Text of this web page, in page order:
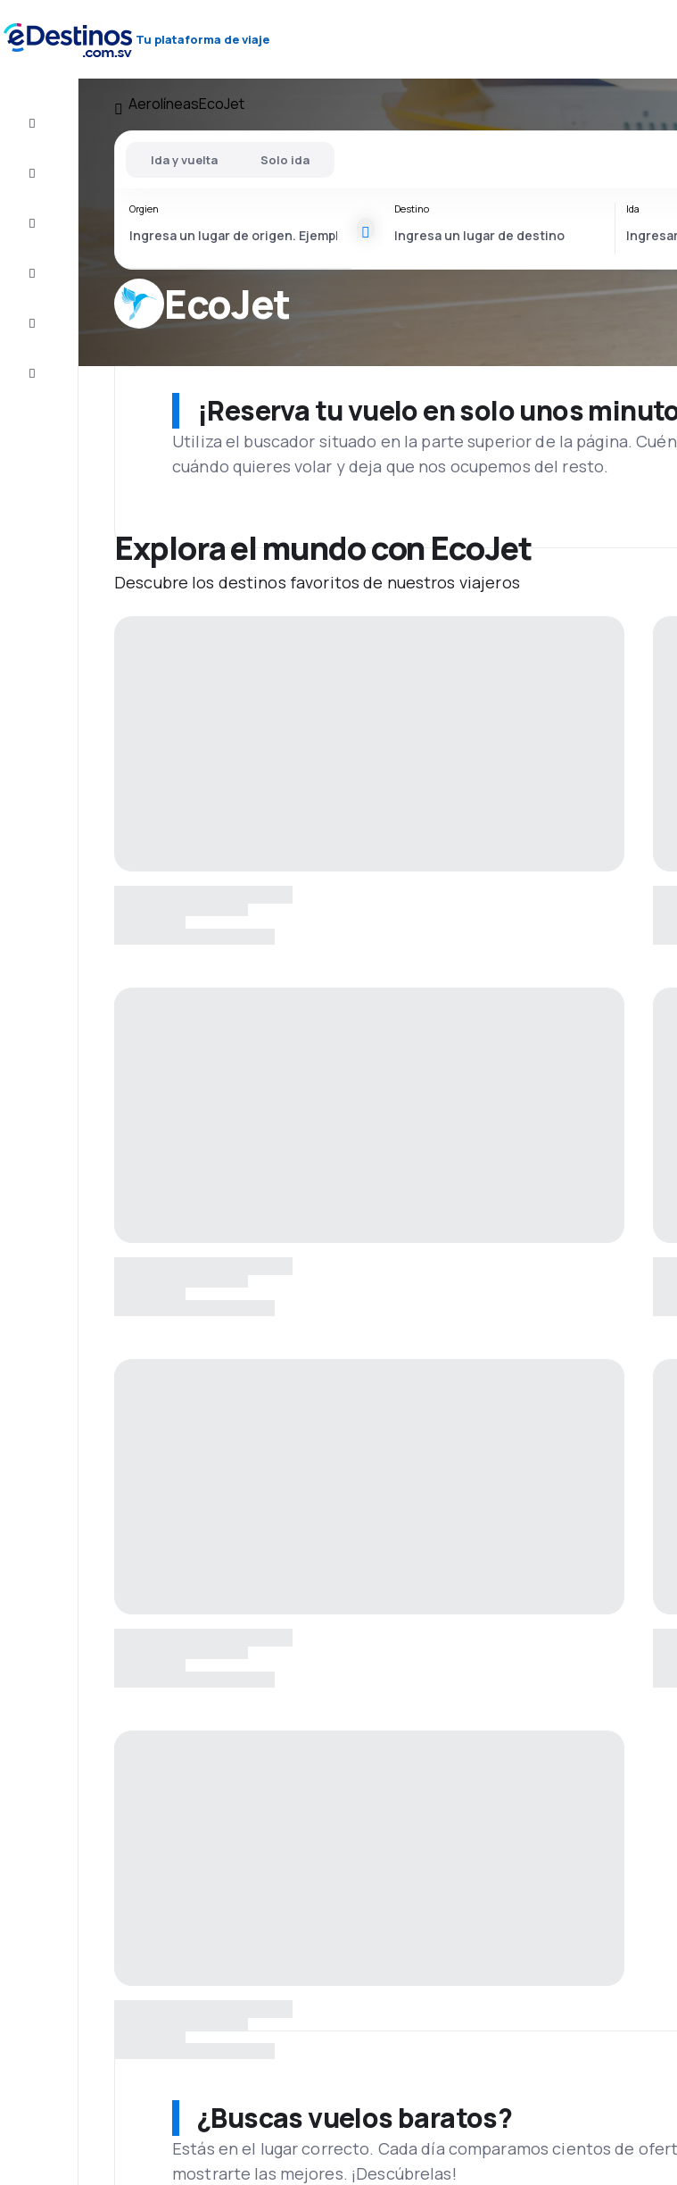
Tu plataforma de viaje
Atención
AerolíneasEcoJet
EcoJet
Ida y vuelta Solo ida
Orgien Destino Ida
¡Reserva tu vuelo en solo unos
Utiliza el buscador situado en la parte superior de la página.
cuándo quieres volar y deja que nos ocupemos del resto.
Explora el mundo con EcoJet
Descubre los destinos favoritos de nuestros viajeros
¿Buscas vuelos baratos?
Estás en el lugar correcto. Cada día comparamos cientos de
mostrarte las mejores. ¡Descúbrelas!